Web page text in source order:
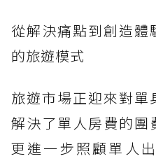
從解決痛點到創造體
的旅遊模式
旅遊市場正迎來對單
解決了單人房費的團
更進一步照顧單人